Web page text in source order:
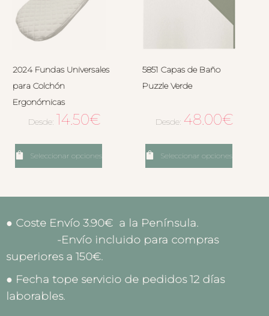
2024 Fundas Universales
para Colchón
Ergonómicas
Desde: 14.50€
Seleccionar opciones
5851 Capas de Baño
Puzzle Verde
Desde: 48.00€
Seleccionar opciones
● Coste Envío 3.90€ a la Península.
-Envío incluido para compras
superiores a 150€.
● Fecha tope servicio de pedidos 12 días
laborables.